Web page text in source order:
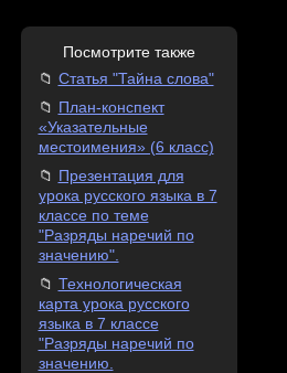
Посмотрите также
Статья "Тайна слова"
План-конспект
«Указательные
местоимения» (6 класс)
Презентация для
урока русского языка в 7
классе по теме
"Разряды наречий по
значению".
Технологическая
карта урока русского
языка в 7 классе
"Разряды наречий по
значению.